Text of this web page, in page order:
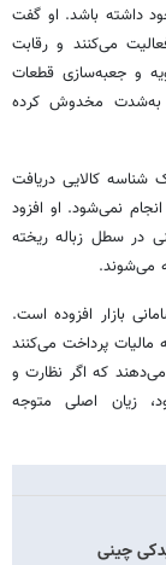
داشته باشد. او گفت
می‌کنند و رقابت
و جعبه‌سازی قطعات
را به‌شدت مخدوش کرده
کالایی دریافت
نمی‌شود. او افزود
در سطل زباله ریخته
می‌شوند.
بازار افزوده است.
پرداخت می‌کنند
که اگر نظارت و
زیان اصلی متوجه
چینی